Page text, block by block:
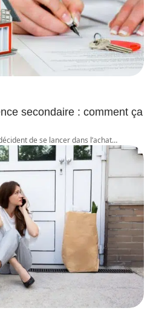
secondaire : comment ça
de se lancer dans l’achat…